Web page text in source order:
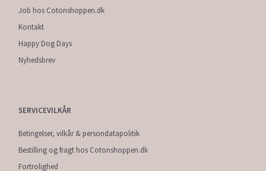
Job hos Cotonshoppen.dk
Kontakt
Happy Dog Days
Nyhedsbrev
SERVICEVILKÅR
Betingelser, vilkår & persondatapolitik
Bestilling og fragt hos Cotonshoppen.dk
Fortrolighed